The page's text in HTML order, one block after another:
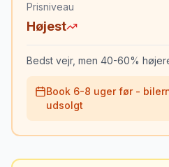
Prisniveau
Højest
Bedst vejr, men 40-60%
Book 6-8 uger før -
udsolgt